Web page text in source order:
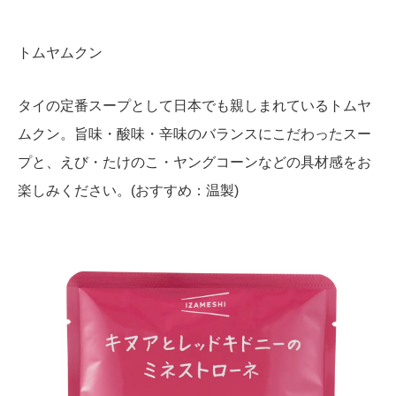
トムヤムクン
タイの定番スープとして日本でも親しまれているトムヤ
ムクン。旨味・酸味・辛味のバランスにこだわったスー
プと、えび・たけのこ・ヤングコーンなどの具材感をお
楽しみください。(おすすめ：温製)